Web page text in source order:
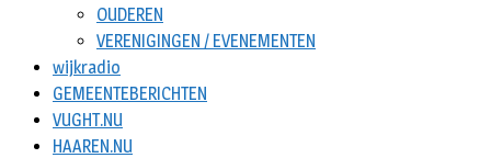
OUDEREN
VERENIGINGEN / EVENEMENTEN
wijkradio
GEMEENTEBERICHTEN
VUGHT.NU
HAAREN.NU